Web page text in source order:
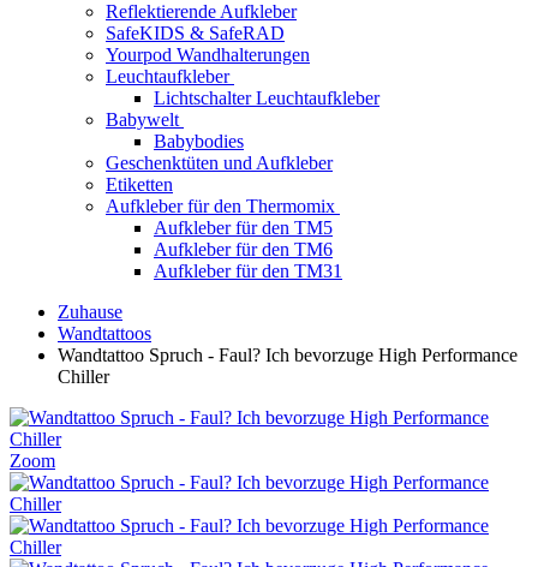
Reflektierende Aufkleber
SafeKIDS & SafeRAD
Yourpod Wandhalterungen
Leuchtaufkleber
Lichtschalter Leuchtaufkleber
Babywelt
Babybodies
Geschenktüten und Aufkleber
Etiketten
Aufkleber für den Thermomix
Aufkleber für den TM5
Aufkleber für den TM6
Aufkleber für den TM31
Zuhause
Wandtattoos
Wandtattoo Spruch - Faul? Ich bevorzuge High Performance
Chiller
Zoom